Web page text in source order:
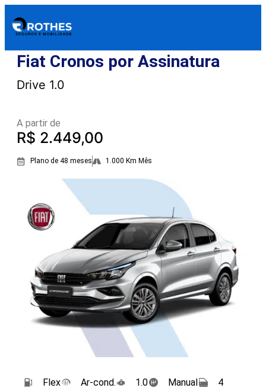
Fiat Cronos por Assinatura
Drive 1.0
A partir de
R$ 2.449,00
Plano de 48 meses 1.000 Km Mês
Flex Ar-cond. 1.0 Manual
4